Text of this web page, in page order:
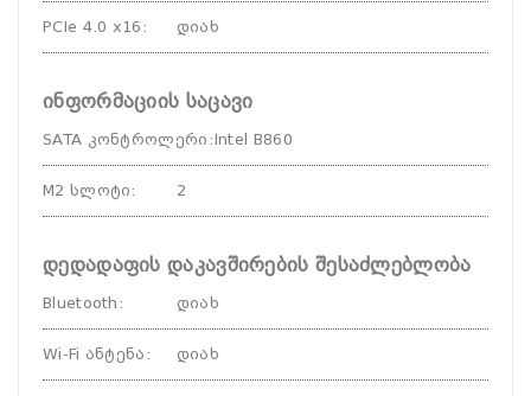
PCIe 4.0 x16 : დიახ
ინფორმაციის საცავი
SATA კონტროლერი :Intel B860
M2 სლოტი: 2
დედადაფის დაკავშირების შესაძლებლობა
Bluetooth : დიახ
Wi-Fi ანტენა : დიახ